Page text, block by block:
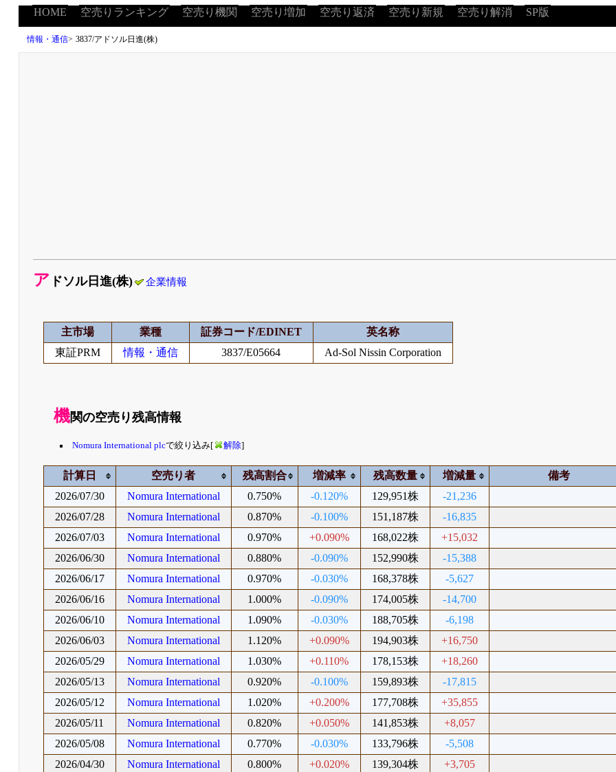
HOME 空売りランキング 空売り機関 空売り増加 空売り返済 空売り新規 空売り解消 SP版
情報・通信> 3837/アドソル日進(株)
ア ドソル日進(株) 企業情報
主市場 業種 証券コード/EDINET
英名称
東証PRM
情報・通信 3837/E05664 Ad-Sol Nissin Corporation
機関の空売り残高情報
Nomura International plcで絞り込み[ 解除]
計算日 空売り者 残高割合 増減率 残高数量 増減量
備考
2026/07/30
Nomura International 0.750% -0.120% 129,951株
-21,236
2026/07/28
Nomura International 0.870% -0.100% 151,187株
-16,835
2026/07/03
Nomura International 0.970% +0.090% 168,022株
+15,032
2026/06/30
Nomura International 0.880% -0.090% 152,990株
-15,388
2026/06/17
Nomura International 0.970% -0.030% 168,378株
-5,627
2026/06/16
Nomura International 1.000% -0.090% 174,005株
-14,700
2026/06/10
Nomura International 1.090% -0.030% 188,705株
-6,198
2026/06/03
Nomura International 1.120% +0.090% 194,903株
+16,750
2026/05/29
Nomura International 1.030% +0.110% 178,153株
+18,260
2026/05/13
Nomura International 0.920% -0.100% 159,893株
-17,815
2026/05/12
Nomura International 1.020% +0.200% 177,708株
+35,855
2026/05/11
Nomura International 0.820% +0.050% 141,853株
+8,057
2026/05/08
Nomura International 0.770% -0.030% 133,796株
-5,508
2026/04/30
Nomura International 0.800% +0.020% 139,304株
+3,705